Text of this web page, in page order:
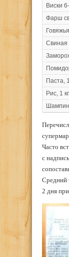
Виски
Фарш
Свиная
Паста, 1
Рис, 1 кг.
Часто
с
Средний
2 дня